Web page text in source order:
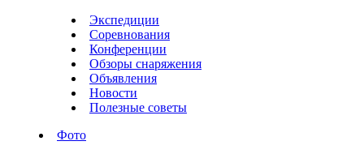
Экспедиции
Соревнования
Конференции
Обзоры снаряжения
Объявления
Новости
Полезные советы
Фото